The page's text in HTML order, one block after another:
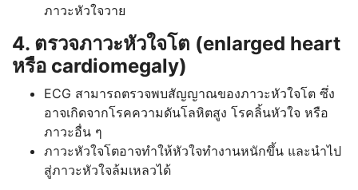
ภาวะหัวใจวาย
4. ตรวจภาวะหัวใจโต (enlarged heart
หรือ cardiomegaly)
ECG สามารถตรวจพบสัญญาณของภาวะหัวใจโต ซึ่ง
อาจเกิดจากโรคความดันโลหิตสูง โรคลิ้นหัวใจ หรือ
ภาวะอื่น ๆ
ภาวะหัวใจโตอาจทำให้หัวใจทำงานหนักขึ้น และนำไป
สู่ภาวะหัวใจล้มเหลวได้